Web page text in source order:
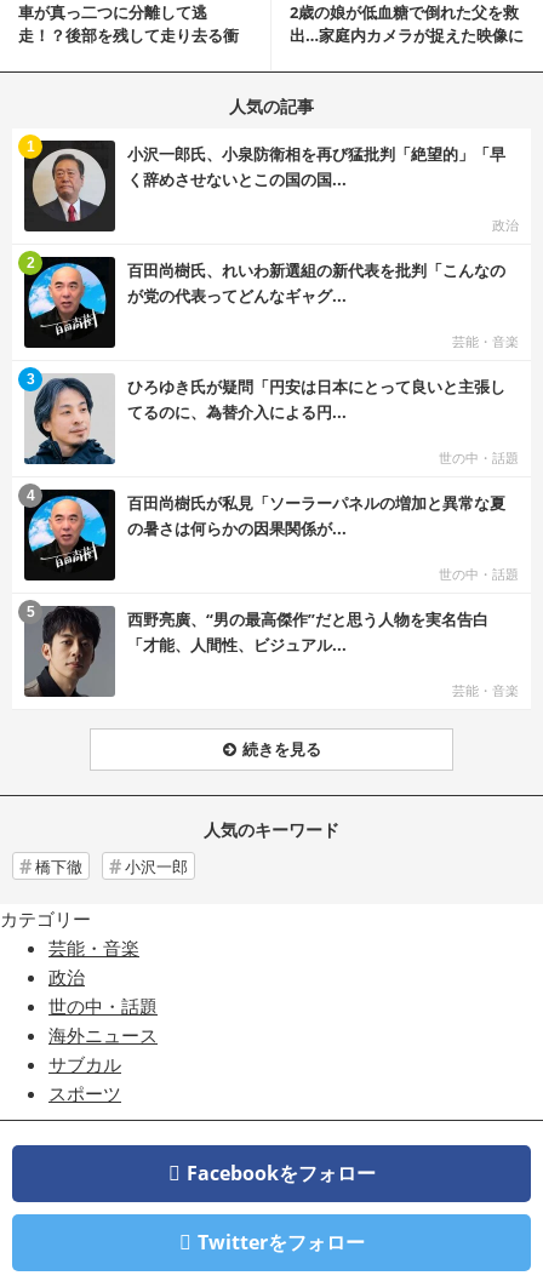
車が真っ二つに分離して逃
走！？後部を残して走り去る衝
2歳の娘が低血糖で倒れた父を救
出…家庭内カメラが捉えた映像に
人気の記事
小沢一郎氏、小泉防衛相を再び猛批判「絶望的」「早
く辞めさせないとこの国の国...
政治
1
百田尚樹氏、れいわ新選組の新代表を批判「こんなの
が党の代表ってどんなギャグ...
芸能・音楽
2
ひろゆき氏が疑問「円安は日本にとって良いと主張し
てるのに、為替介入による円...
世の中・話題
3
百田尚樹氏が私見「ソーラーパネルの増加と異常な夏
の暑さは何らかの因果関係が...
世の中・話題
4
西野亮廣、“男の最高傑作”だと思う人物を実名告白
「才能、人間性、ビジュアル...
芸能・音楽
5
続きを見る
人気のキーワード
橋下徹 小沢一郎
カテゴリー
芸能・音楽
政治
世の中・話題
海外ニュース
サブカル
スポーツ
Facebookをフォロー
Twitterをフォロー